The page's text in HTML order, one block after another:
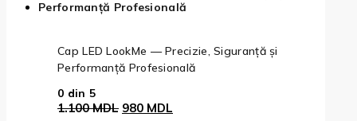
Cap LED LookMe — Precizie, Siguranță și
Performanță Profesională
0 din 5
1.100MDL Prețul
980 MDL